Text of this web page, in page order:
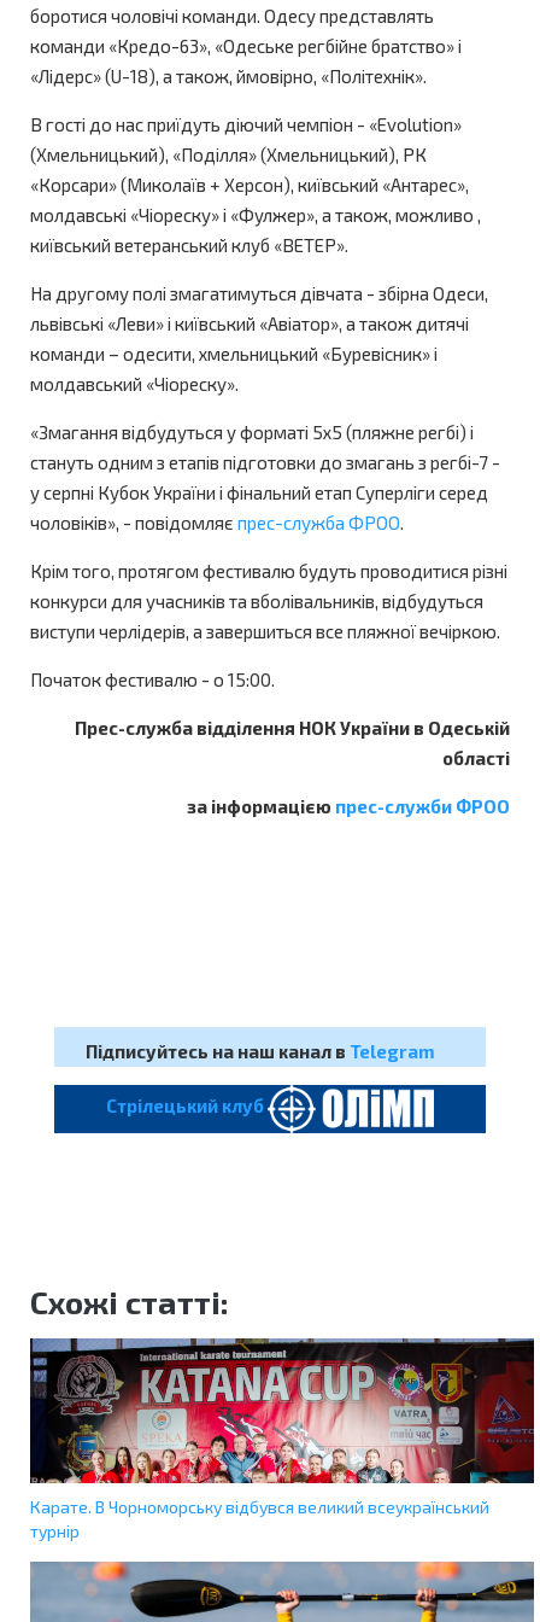
боротися чоловічі команди. Одесу представлять
команди «Кредо-63», «Одеське регбійне братство» і
«Лідерс» (U-18), а також, ймовірно, «Політехнік».
В гості до нас приїдуть діючий чемпіон - «Evolution»
(Хмельницький), «Поділля» (Хмельницький), РК
«Корсари» (Миколаїв + Херсон), київський «Антарес»,
молдавські «Чіореску» і «Фулжер», а також, можливо ,
київський ветеранський клуб «ВЕТЕР».
На другому полі змагатимуться дівчата - збірна Одеси,
львівські «Леви» і київський «Авіатор», а також дитячі
команди – одесити, хмельницький «Буревісник» і
молдавський «Чіореску».
«Змагання відбудуться у форматі 5х5 (пляжне регбі) і
стануть одним з етапів підготовки до змагань з регбі-7 -
у серпні Кубок України і фінальний етап Суперліги серед
чоловіків», - повідомляє прес-служба ФРОО
Крім того, протягом фестивалю будуть проводитися різні
конкурси для учасників та вболівальників, відбудуться
виступи черлідерів, а завершиться все пляжної вечіркою.
Початок фестивалю - о 15:00.
Прес-служба відділення НОК України в Одеській
області
за інформацією прес-служби ФРОО
Підписуйтесь на наш канал в Telegram
Cтрілецький клуб
Схожі статті:
Карате. В Чорноморську відбувся великий всеукраїнський
турнір